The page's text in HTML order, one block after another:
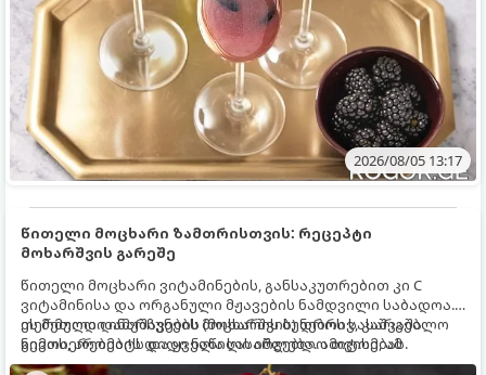
2026/08/05 13:17
წითელი მოცხარი ზამთრისთვის: რეცეპტი
მოხარშვის გარეშე
წითელი მოცხარი ვიტამინების, განსაკუთრებით კი C
ვიტამინისა და ორგანული მჟავების ნამდვილი საბადოა.
თერმული დამუშავების (მოხარშვის) დროს სასარგებლო
ნივთიერებების დიდი ნაწილი იშლება. ამიტომ, ამ
კენკრის ზამთრისთვის შესანახად საუკეთესო გზა
ეს მეთოდი ინარჩუნებს მოცხარის ბუნებრივ, კაშკაშა
გემოს, არომატს და ყველა სასარგებლო თვისებას.